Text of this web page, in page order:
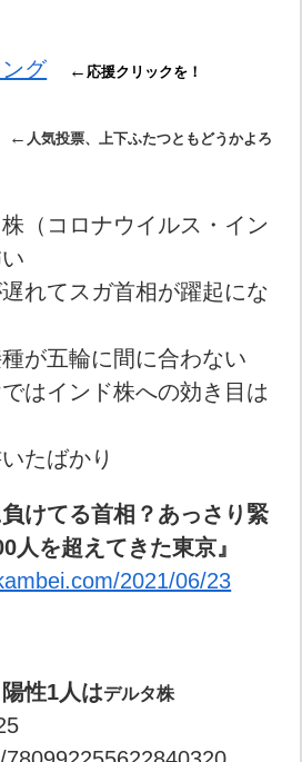
グ ← 応援クリックを！
← 人気投票、上下ふたつともどうかよろ
（コロナウイルス・イン
れてスガ首相が躍起にな
が五輪に間に合わない
はインド株への効き目は
たばかり
負けてる首相？あっさり緊
人を超えてきた東京』
2021/06/23
性1人はデルタ株